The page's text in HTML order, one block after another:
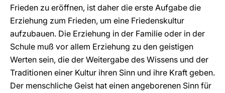
Frieden zu eröffnen, ist daher die erste Aufgabe die
Erziehung zum Frieden, um eine Friedenskultur
aufzubauen. Die Erziehung in der Familie oder in der
Schule muß vor allem Erziehung zu den geistigen
Werten sein, die der Weitergabe des Wissens und der
Traditionen einer Kultur ihren Sinn und ihre Kraft geben.
Der menschliche Geist hat einen angeborenen Sinn für